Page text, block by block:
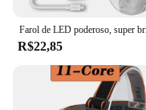
R$22,85